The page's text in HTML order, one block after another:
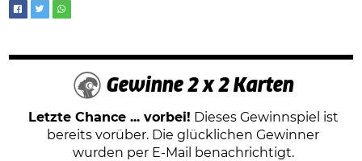
Gewinne 2 x 2 Karten
Letzte Chance ... vorbei! Dieses Gewinnspiel ist
bereits vorüber. Die glücklichen Gewinner
wurden per E-Mail benachrichtigt.